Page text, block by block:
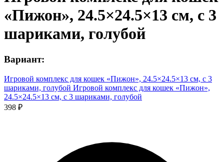
«Пижон», 24.5×24.5×13 см, с 3
шариками, голубой
Вариант:
Игровой комплекс для кошек «Пижон», 24.5×24.5×13 см, с 3
шариками, голубой Игровой комплекс для кошек «Пижон»,
24.5×24.5×13 см, с 3 шариками, голубой
398 ₽